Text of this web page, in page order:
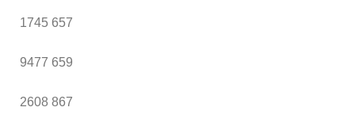
1745 657
9477 659
2608 867